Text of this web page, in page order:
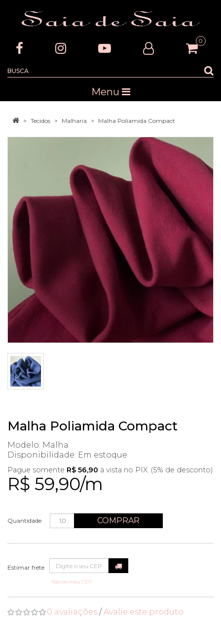
0
Menu
Tecidos Malharia Malha Poliamida Compact
Malha Poliamida Compact
Modelo: Malha
Disponibilidade: Em estoque
R$ 59,90/m
Pague somente R$ 56,90 à vista no PIX. (5% de desconto)
Quantidade COMPRAR
Não sei meu CEP
0 avaliações /Avalie este produto